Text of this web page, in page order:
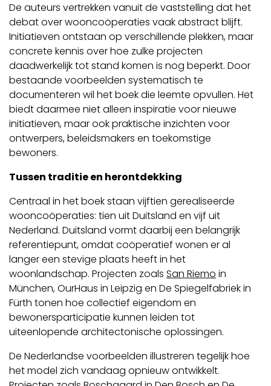
De auteurs vertrekken vanuit de vaststelling dat het
debat over wooncoöperaties vaak abstract blijft.
Initiatieven ontstaan op verschillende plekken, maar
concrete kennis over hoe zulke projecten
daadwerkelijk tot stand komen is nog beperkt. Door
bestaande voorbeelden systematisch te
documenteren wil het boek die leemte opvullen. Het
biedt daarmee niet alleen inspiratie voor nieuwe
initiatieven, maar ook praktische inzichten voor
ontwerpers, beleidsmakers en toekomstige
bewoners.
Tussen traditie en herontdekking
Centraal in het boek staan vijftien gerealiseerde
wooncoöperaties: tien uit Duitsland en vijf uit
Nederland. Duitsland vormt daarbij een belangrijk
referentiepunt, omdat coöperatief wonen er al
langer een stevige plaats heeft in het
woonlandschap. Projecten zoals San Riemo in
München, OurHaus in Leipzig en De Spiegelfabriek in
Fürth tonen hoe collectief eigendom en
bewonersparticipatie kunnen leiden tot
uiteenlopende architectonische oplossingen.
De Nederlandse voorbeelden illustreren tegelijk hoe
het model zich vandaag opnieuw ontwikkelt.